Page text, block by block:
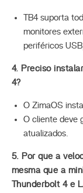
TB4 suporta
monitores
periféricos
4. Preciso
4?
O ZimaOS
O cliente deve
atualizados.
5. Por que a
mesma que a
Thunderbolt 4 e